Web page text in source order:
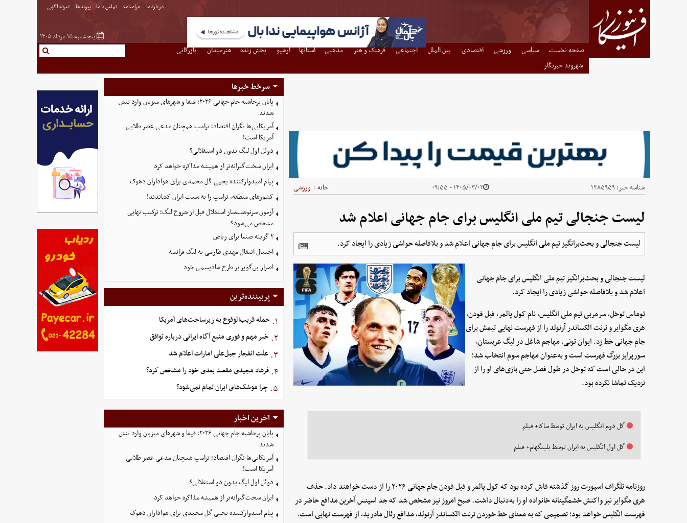
درباره ما مرامنامه تماس با ما پیوندها تعرفه اگهی
پنجشنبه ۱۵ مرداد ۱۴۰۵
صفحه نخست سیاسی ورزشی اقتصادی بین الملل اجتماعی فرهنگ و هنر مذهبی استانها آرشیو پخش زنده هنرمندان
بازرگانی
شهروند خبرنگار
شناسه خبر:۱۳۸۵۹۵۹ ۱۴۰۵/۰۳/۰۲ - ۰۹:۵۵ خانه | ورزشی
لیست جنجالی تیم ملی انگلیس برای جام جهانی اعلام شد
لیست جنجالی و بحث‌برانگیز تیم ملی انگلیس برای جام جهانی اعلام شد و بلافاصله حواشی زیادی را ایجاد کرد.
لیست جنجالی و بحث‌برانگیز تیم ملی انگلیس برای جام جهانی
اعلام شد و بلافاصله حواشی زیادی را ایجاد کرد.
توماس توخل، سرمربی تیم ملی انگلیس، نام کول پالمر، فیل فودن،
هری مگوایر و ترنت الکساندر آرنولد را از فهرست نهایی تیمش برای
جام جهانی خط زد. ایوان تونی، مهاجم شاغل در لیگ عربستان،
سورپرایز بزرگ فهرست است و به‌عنوان مهاجم سوم انتخاب شد؛
این در حالی است که توخل در طول فصل حتی بازی‌های او را از
نزدیک تماشا نکرده بود.
گل دوم انگلیس به ایران توسط ساکا+ فیلم
گل اول انگلیس به ایران توسط بلینگهام+ فیلم
روزنامه تلگراف اسپورت روز گذشته فاش کرده بود که کول پالمر و فیل فودن جام جهانی ۲۰۲۶ را از دست خواهند داد. حذف
هری مگوایر نیز واکنش خشمگینانه خانواده او را به‌دنبال داشت. صبح امروز نیز مشخص شد که جد اسپنس آخرین مدافع حاضر در
فهرست انگلیس خواهد بود؛ تصمیمی که به معنای خط خوردن ترنت الکساندر آرنولد، مدافع رئال مادرید، از فهرست نهایی است.
سرخط خبرها
پایان پرحاشیه جام جهانی ۲۰۲۶؛ فیفا و شهرهای میزبان وارد تنش
شدند
آمریکایی‌ها نگران اقتصاد؛ ترامپ همچنان مدعی عصر طلایی
آمریکا است!
دوئل اول لیگ بدون دو استقلالی؟
ایران سخت‌گیرانه‌تر از همیشه مذاکره خواهد کرد
پیام امیدوارکننده یحیی گل محمدی برای هواداران دهوک
کشورهای منطقه، ترامپ را به سمت ایران کشاندند!
آزمون سرنوشت‌ساز استقلال قبل از شروع لیگ؛ ترکیب نهایی
مشخص می‌شود؟
۲ گزینه صنعا برای ریاض
احتمال انتقال مهدی طارمی به لیگ فرانسه
اصرار بن‌گویر بر طرح سادیسمی خود
پربیننده‌ترین
۱. حمله قریب‌الوقوع به زیرساخت‌های آمریکا
۲. خبر مهم و فوری منبع آگاه ایرانی درباره توافق
۳. علت انفجار جبل‌علی امارات اعلام شد
۴. فرهاد مجیدی مقصد بعدی خود را مشخص کرد؟
۵. چرا موشک‌های ایران تمام نمی‌شود؟
آخرین اخبار
پایان پرحاشیه جام جهانی ۲۰۲۶؛ فیفا و شهرهای میزبان وارد تنش
شدند
آمریکایی‌ها نگران اقتصاد؛ ترامپ همچنان مدعی عصر طلایی
آمریکا است!
دوئل اول لیگ بدون دو استقلالی؟
ایران سخت‌گیرانه‌تر از همیشه مذاکره خواهد کرد
پیام امیدوارکننده یحیی گل محمدی برای هواداران دهوک